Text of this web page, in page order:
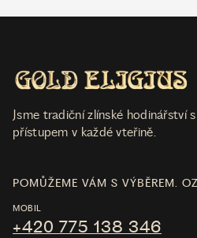
Jsme tradiční zlínské hodinářství
přístupem v každé vteřině.
POMŮŽEME VÁM S VÝBĚREM.
MOBIL
+420 775 138 346